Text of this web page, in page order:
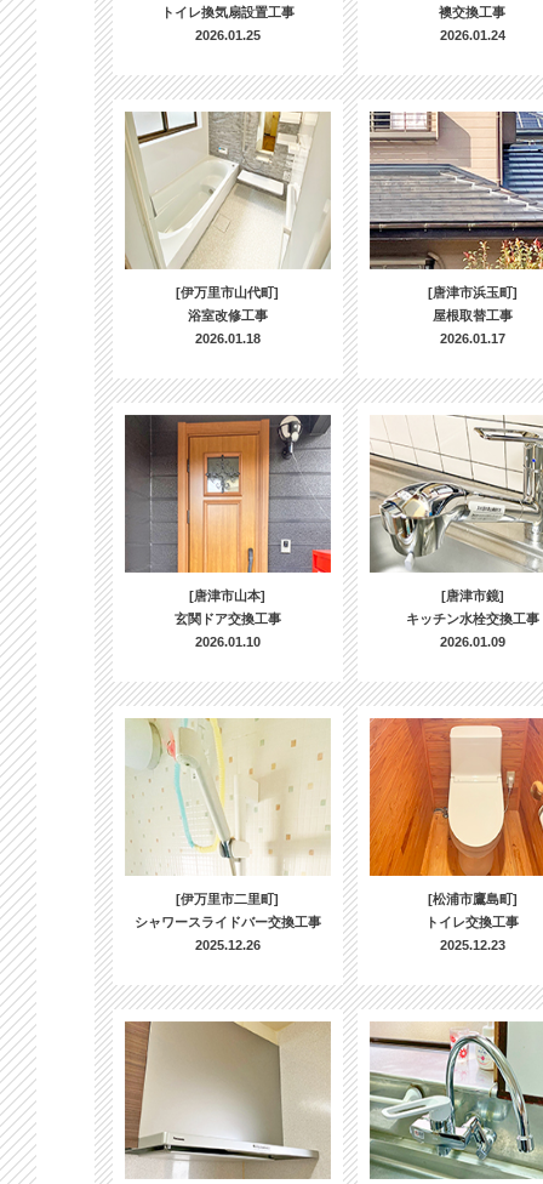
トイレ換気扇設置工事
2026.01.25
襖交換工事
2026.01.24
[伊万里市山代町]
浴室改修工事
2026.01.18
[唐津市浜玉町]
屋根取替工事
2026.01.17
[唐津市山本]
玄関ドア交換工事
2026.01.10
[唐津市鏡]
キッチン水栓交換工事
2026.01.09
[伊万里市二里町]
シャワースライドバー交換工事
2025.12.26
[松浦市鷹島町]
トイレ交換工事
2025.12.23